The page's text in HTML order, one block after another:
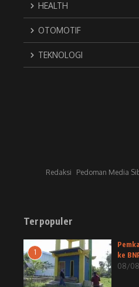
HEALTH
OTOMOTIF
TEKNOLOGI
Redaksi Pedoman Media
Terpopuler
1
ke
08/